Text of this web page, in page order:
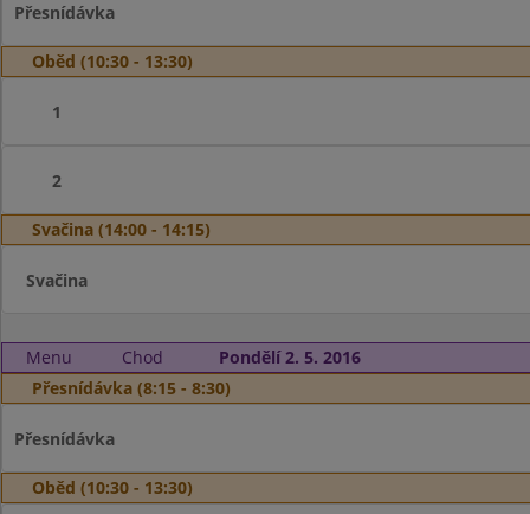
Přesnídávka
Oběd (10:30 - 13:30)
1
2
Svačina (14:00 - 14:15)
Svačina
Menu Chod
Pondělí 2. 5. 2016
Přesnídávka (8:15 - 8:30)
Přesnídávka
Oběd (10:30 - 13:30)